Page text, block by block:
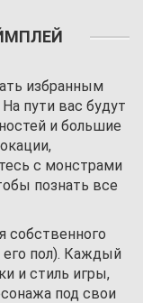
избранным
пути вас будут
и большие
с монстрами
познать все
собственного
его пол). Каждый
и стиль игры,
под свои